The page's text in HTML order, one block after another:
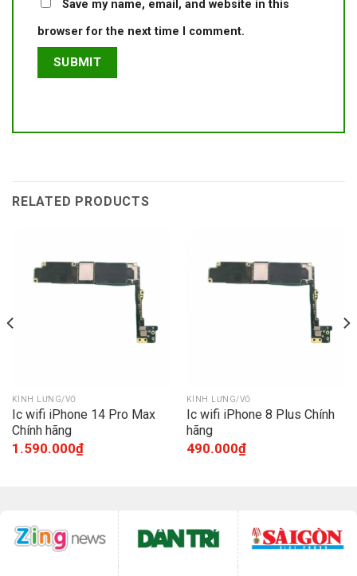
Save my name, email, and website in this
browser for the next time I comment.
RELATED PRODUCTS
KÍNH LƯNG/VỎ
Ic wifi iPhone 14 Pro Max
Chính hãng
1.590.000₫
KÍNH LƯNG/VỎ
Ic wifi iPhone 8 Plus Chính
hãng
490.000₫